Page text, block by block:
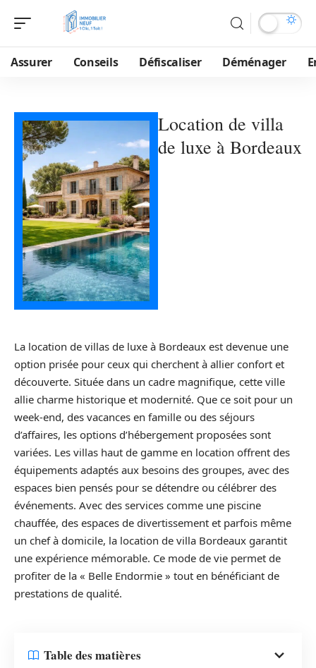
Assurer Conseils Défiscaliser Déménager
Location de villa
de luxe à Bordeaux
La location de villas de luxe à Bordeaux est devenue une
option prisée pour ceux qui cherchent à allier confort et
découverte. Située dans un cadre magnifique, cette ville
allie charme historique et modernité. Que ce soit pour un
week-end, des vacances en famille ou des séjours
d’affaires, les options d’hébergement proposées sont
variées. Les villas haut de gamme en location offrent des
équipements adaptés aux besoins des groupes, avec des
espaces bien pensés pour se détendre ou célébrer des
événements. Avec des services comme une piscine
chauffée, des espaces de divertissement et parfois même
un chef à domicile, la location de villa Bordeaux garantit
une expérience mémorable. Ce mode de vie permet de
profiter de la « Belle Endormie » tout en bénéficiant de
prestations de qualité.
Table des matières